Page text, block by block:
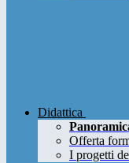
Didattica
Offerta
I progetti